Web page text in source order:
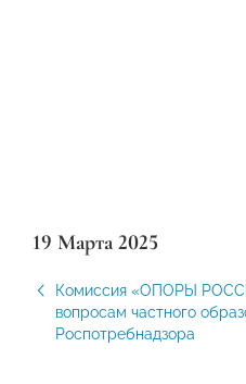
19 Марта 2025
Комиссия «ОПОРЫ
вопросам частного
Роспотребнадзора